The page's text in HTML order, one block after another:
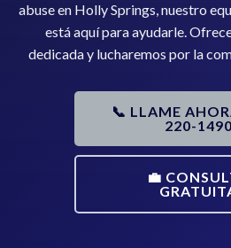
abuse en Holly Springs, nuestro
está aquí para ayudarle.
dedicada y lucharemos por la
📞 LLAME
220-1490
💼